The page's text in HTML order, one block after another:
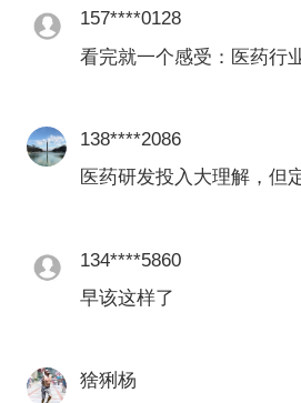
作为创新药的主要支付
自2019年开始，在基本
工作中借鉴国际做法
部分药品施行谈判价格
来，“国谈”中政府与企
具体方案和条款通常
密内容。
根据国家医保局公开数
判企业要求不公开谈判
157****0128
看完就一个感受：医药行
138****2086
医药研发投入大理解，但
134****5860
早该这样了
猞猁杨